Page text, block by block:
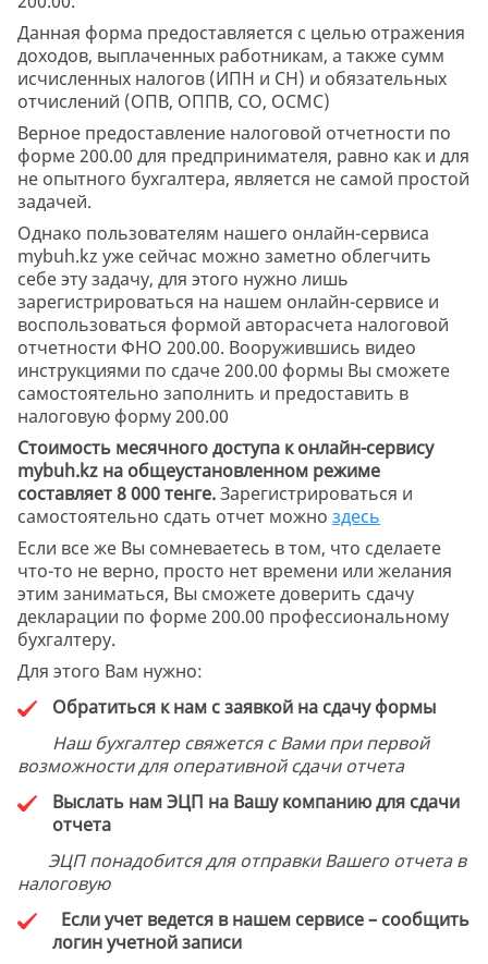
Данная форма предоставляется с целью отражения
доходов, выплаченных работникам, а также сумм
исчисленных налогов (ИПН и СН) и обязательных
отчислений (ОПВ, ОППВ, СО, ОСМС)
Верное предоставление налоговой отчетности по
форме 200.00 для предпринимателя, равно как и для
не опытного бухгалтера, является не самой простой
задачей.
Однако пользователям нашего онлайн-сервиса
mybuh.kz уже сейчас можно заметно облегчить
себе эту задачу, для этого нужно лишь
зарегистрироваться на нашем онлайн-сервисе и
воспользоваться формой авторасчета налоговой
отчетности ФНО 200.00. Вооружившись видео
инструкциями по сдаче 200.00 формы Вы сможете
самостоятельно заполнить и предоставить в
налоговую форму 200.00
Стоимость месячного доступа к онлайн-сервису
mybuh.kz на общеустановленном режиме
составляет 8 000 тенге.Зарегистрироваться и
самостоятельно сдать отчет можно здесь
Если все же Вы сомневаетесь в том, что сделаете
что-то не верно, просто нет времени или желания
этим заниматься, Вы сможете доверить сдачу
декларации по форме 200.00 профессиональному
бухгалтеру.
Для этого Вам нужно:
Обратиться к нам с заявкой на сдачу формы
Наш бухгалтер свяжется с Вами при первой
возможности для оперативной сдачи отчета
Выслать нам ЭЦП на Вашу компанию для сдачи
отчета
ЭЦП понадобится для отправки Вашего отчета в
налоговую
Если учет ведется в нашем сервисе – сообщить
логин учетной записи